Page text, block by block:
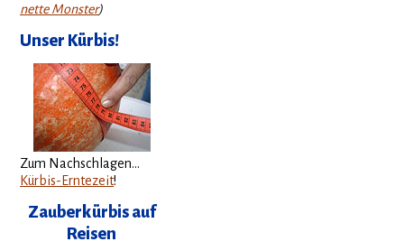
nette Monster)
Unser Kürbis!
Zum Nachschlagen...
Kürbis-Erntezeit!
Zauberkürbis auf
Reisen